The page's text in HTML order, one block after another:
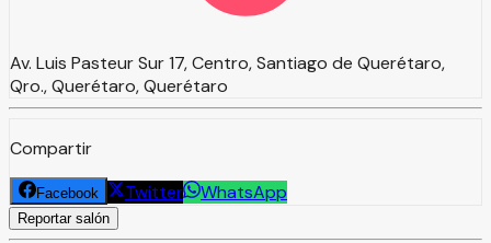
Av. Luis Pasteur Sur 17, Centro, Santiago de Querétaro,
Qro., Querétaro, Querétaro
Compartir
Facebook Twitter WhatsApp
Reportar salón